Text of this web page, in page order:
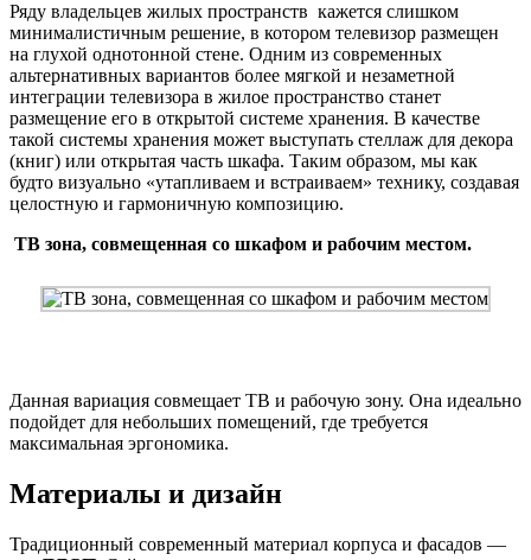
Ряду владельцев жилых пространств кажется слишком
минималистичным решение, в котором телевизор размещен
на глухой однотонной стене. Одним из современных
альтернативных вариантов более мягкой и незаметной
интеграции телевизора в жилое пространство станет
размещение его в открытой системе хранения. В качестве
такой системы хранения может выступать стеллаж для декора
(книг) или открытая часть шкафа. Таким образом, мы как
будто визуально «утапливаем и встраиваем» технику, создавая
целостную и гармоничную композицию.
ТВ зона, совмещенная со шкафом и рабочим местом.
Данная вариация совмещает ТВ и рабочую зону. Она идеально
подойдет для небольших помещений, где требуется
максимальная эргономика.
Материалы и дизайн
Традиционный современный материал корпуса и фасадов —